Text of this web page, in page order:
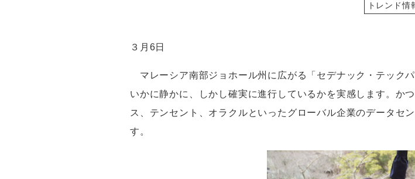
トレンド情
３月 6日
マレーシア南部ジョホール州に広がる「セデナック・テック
いかに静かに、しかし確実に進行しているかを実感します。か
ス、テンセント、オラクルといったグローバル企業のデータセ
す。